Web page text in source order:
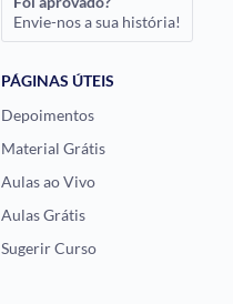
Envie-nos a sua história!
PÁGINAS ÚTEIS
Depoimentos
Material Grátis
Aulas ao Vivo
Aulas Grátis
Sugerir Curso